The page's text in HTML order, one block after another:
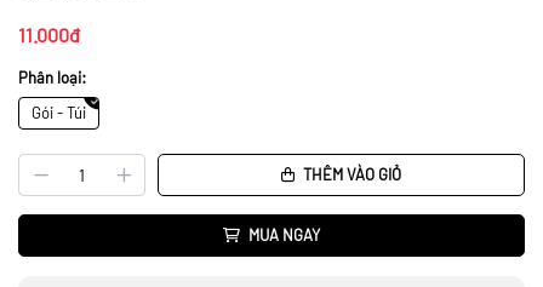
11.000đ
Phân loại:
Gói - Túi
THÊM VÀO GIỎ
MUA NGAY